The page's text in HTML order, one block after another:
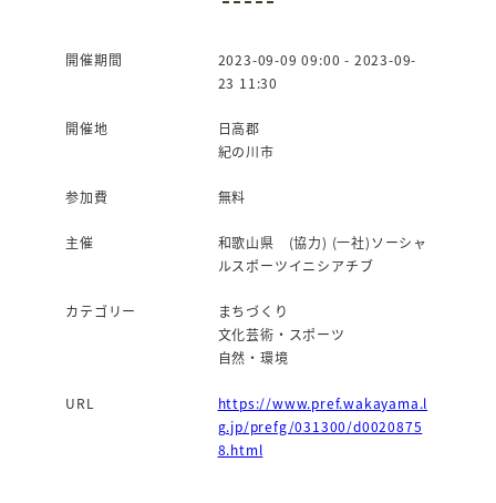
o
開催期間
2023-09-09 09:00 - 2023-09-
23 11:30
開催地
日高郡
紀の川市
参加費 無料
主催
和歌山県 (協力) (一社)ソーシャ
ルスポーツイニシアチブ
カテゴリー
まちづくり
文化芸術・スポーツ
自然・環境
URL
https://www.pref.wakayama.l
g.jp/prefg/031300/d0020875
8.html